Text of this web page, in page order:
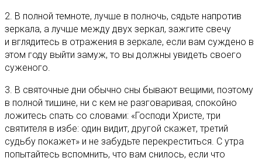
2. В полной темноте, лучше в полночь, сядьте напротив
зеркала, а лучше между двух зеркал, зажгите свечу
и вглядитесь в отражения в зеркале, если вам суждено в
этом году выйти замуж, то вы должны увидеть своего
суженого.
3. В святочные дни обычно сны бывают вещими, поэтому
в полной тишине, ни с кем не разговаривая, спокойно
ложитесь спать со словами: «Господи Христе, три
святителя в избе: один видит, другой скажет, третий
судьбу покажет» и не забудьте перекреститься. С утра
попытайтесь вспомнить, что вам снилось, если что